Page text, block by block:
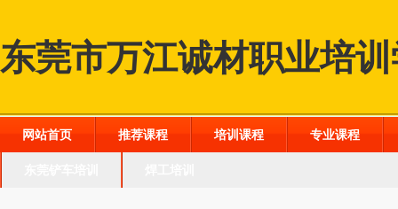
东莞市万江诚材职业培
网站首页 推荐课程 培训课程 专业课程